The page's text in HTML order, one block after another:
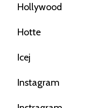
Hollywood
Hotte
Icej
Instagram